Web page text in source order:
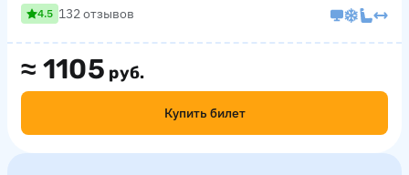
≈ 1105 руб.
Купить билет
4.5 132 отзывов